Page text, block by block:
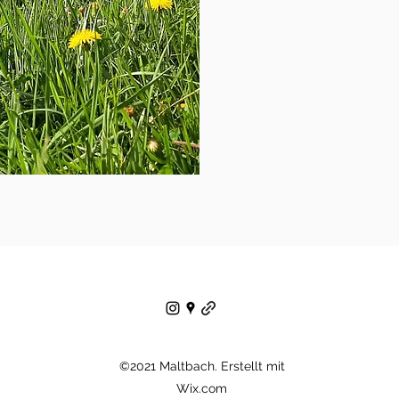
©2021 Maltbach. Erstellt mit
Wix.com